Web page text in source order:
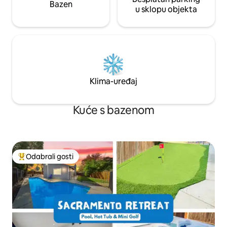
Bazen
u sklopu objekta
Klima-uređaj
Kuće s bazenom
Među najviše rangiranima s oznakom „Odabrali gosti”
Odabrali gosti